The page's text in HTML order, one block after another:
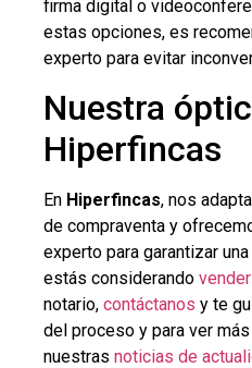
firma digital o
estas opciones, es
experto para evitar
Nuestra
Hiperfincas
En Hiperfincas, nos
de compraventa y
experto para garantizar
estás considerando
notario, contáctanos y te
del proceso y para ver
nuestras noticias de